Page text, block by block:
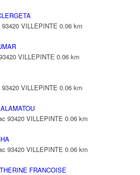
VILLEPINTE 0.06 km
VILLEPINTE 0.06 km
VILLEPINTE 0.06 km
93420 VILLEPINTE 0.06 km
93420 VILLEPINTE 0.06 km
FRANCOISE